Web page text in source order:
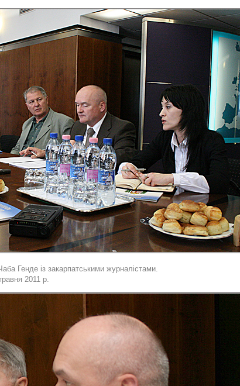
Генде із закарпатськими журналістами.
2011 р.